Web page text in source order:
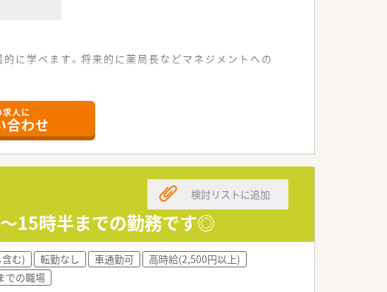
に学べます。将来的に薬局長などマネジメントへの
地環境が整っております。
方箋に対応しております。
できるやりがいのある環境です。
方を急募している状況です。
極的に求めております。
組める方を歓迎いたします。
と安心して就業できます。
負担軽減に努めております。
応し多様な働き方を支援しております。
求人に
合わせ
～15時半までの勤務です◎
検討リストに追加
む) 転勤なし 車通勤可
高時給(2,500円以上)
での職場